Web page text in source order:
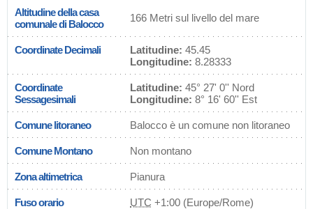
Altitudine della casa
comunale di Balocco
166 Metri sul livello del mare
Coordinate Decimali Latitudine: 45.45
Longitudine: 8.28333
Coordinate
Sessagesimali
Latitudine: 45° 27' 0'' Nord
Longitudine: 8° 16' 60'' Est
Comune litoraneo Balocco è un comune non litoraneo
Comune Montano Non montano
Zona altimetrica Pianura
Fuso orario UTC +1:00 (Europe/Rome)